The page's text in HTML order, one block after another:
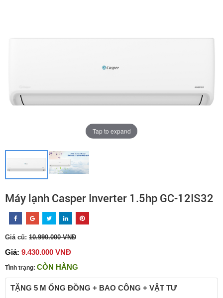
Tap to expand
Máy lạnh Casper Inverter 1.5hp GC-12IS32
Giá cũ: 10.990.000 VNĐ
Giá: 9.430.000 VNĐ
Tình trạng: CÒN HÀNG
TẶNG 5 M ỐNG ĐỒNG + BAO CÔNG + VẬT TƯ